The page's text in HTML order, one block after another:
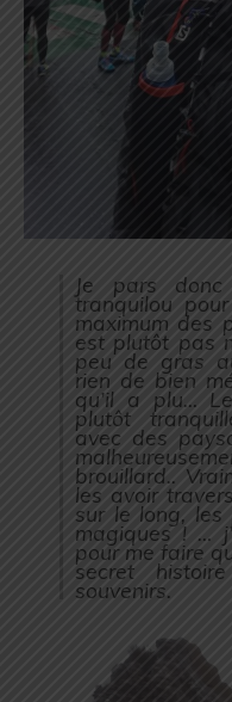
Je pars
tranquilou
maximum des
est plutôt pas
peu de gras
rien de bien
qu’il a plu…
plutôt
avec des
brouillard..
les avoir
sur le long, les
magiques ! …
pour me faire
secret
souvenirs.